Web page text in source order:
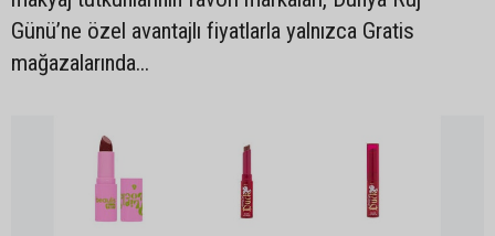
Günü’ne özel avantajlı fiyatlarla yalnızca Gratis
mağazalarında...